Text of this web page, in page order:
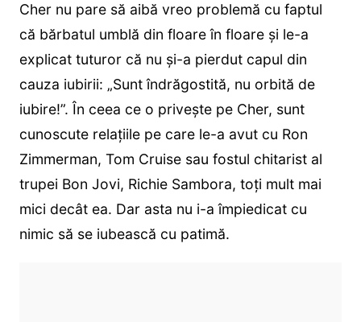
Cher nu pare să aibă vreo problemă cu faptul
că bărbatul umblă din floare în floare și le-a
explicat tuturor că nu și-a pierdut capul din
cauza iubirii: „Sunt îndrăgostită, nu orbită de
iubire!”. În ceea ce o privește pe Cher, sunt
cunoscute relațiile pe care le-a avut cu Ron
Zimmerman, Tom Cruise sau fostul chitarist al
trupei Bon Jovi, Richie Sambora, toți mult mai
mici decât ea. Dar asta nu i-a împiedicat cu
nimic să se iubească cu patimă.